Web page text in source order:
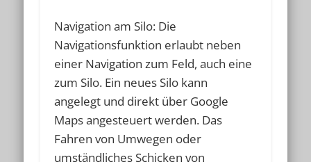
Navigation am Silo: Die
Navigationsfunktion erlaubt neben
einer Navigation zum Feld, auch eine
zum Silo. Ein neues Silo kann
angelegt und direkt über Google
Maps angesteuert werden. Das
Fahren von Umwegen oder
umständliches Schicken von